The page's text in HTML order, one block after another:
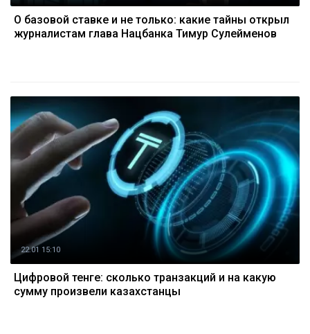
О базовой ставке и не только: какие тайны открыл
журналистам глава Нацбанка Тимур Сулейменов
22.01 15:10
Цифровой тенге: сколько транзакций и на какую
сумму произвели казахстанцы